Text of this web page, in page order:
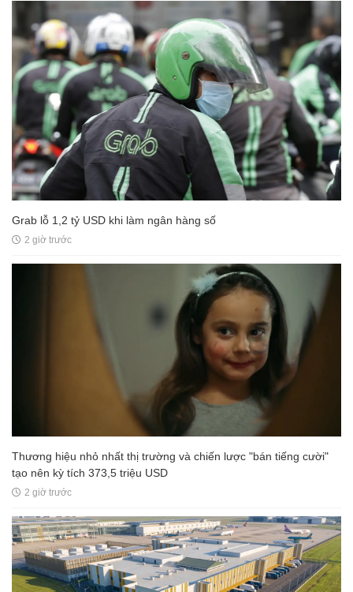
Grab lỗ 1,2 tỷ USD khi làm ngân hàng số
2 giờ trước
Thương hiệu nhỏ nhất thị trường và chiến lược "bán tiếng cười"
tạo nên kỳ tích 373,5 triệu USD
2 giờ trước